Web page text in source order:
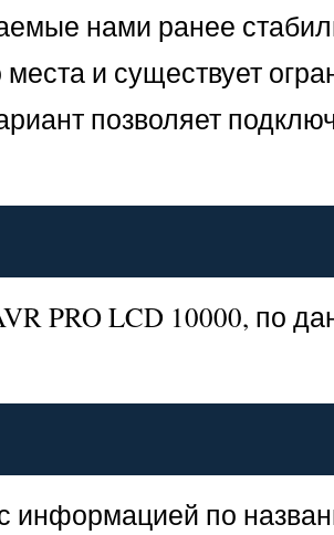
нами ранее
и существует
позволяет
PRO LCD 10000, по
с информацией по